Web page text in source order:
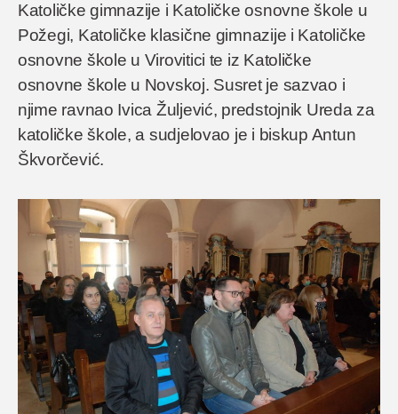
Katoličke gimnazije i Katoličke osnovne škole u
Požegi, Katoličke klasične gimnazije i Katoličke
osnovne škole u Virovitici te iz Katoličke
osnovne škole u Novskoj. Susret je sazvao i
njime ravnao Ivica Žuljević, predstojnik Ureda za
katoličke škole, a sudjelovao je i biskup Antun
Škvorčević.